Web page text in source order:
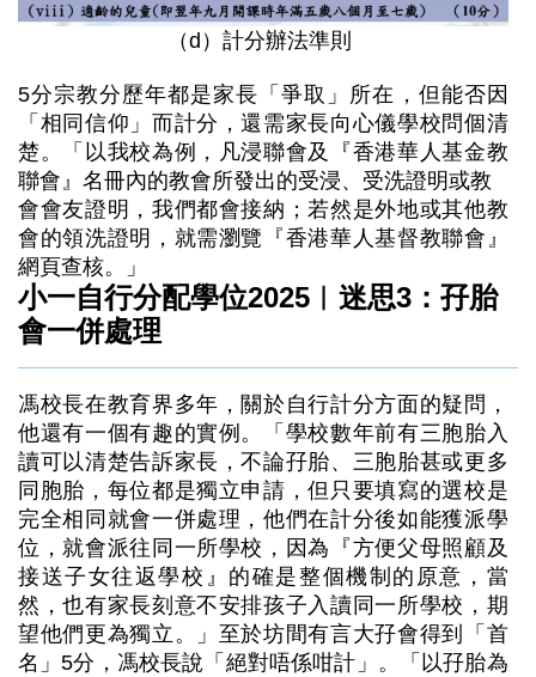
（d）計分辦法準則
5分宗教分歷年都是家長「爭取」所在，但能否因
「相同信仰」而計分，還需家長向心儀學校問個清
楚。「以我校為例，凡浸聯會及『香港華人基金教
聯會』名冊內的教會所發出的受浸、受洗證明或教
會會友證明，我們都會接納；若然是外地或其他教
會的領洗證明，就需瀏覽『香港華人基督教聯會』
網頁查核。」
小一自行分配學位2025︳迷思3：孖胎
會一併處理
馮校長在教育界多年，關於自行計分方面的疑問，
他還有一個有趣的實例。「學校數年前有三胞胎入
讀可以清楚告訴家長，不論孖胎、三胞胎甚或更多
同胞胎，每位都是獨立申請，但只要填寫的選校是
完全相同就會一併處理，他們在計分後如能獲派學
位，就會派往同一所學校，因為『方便父母照顧及
接送子女往返學校』的確是整個機制的原意，當
然，也有家長刻意不安排孩子入讀同一所學校，期
望他們更為獨立。」至於坊間有言大孖會得到「首
名」5分，馮校長說「絕對唔係咁計」。「以孖胎為